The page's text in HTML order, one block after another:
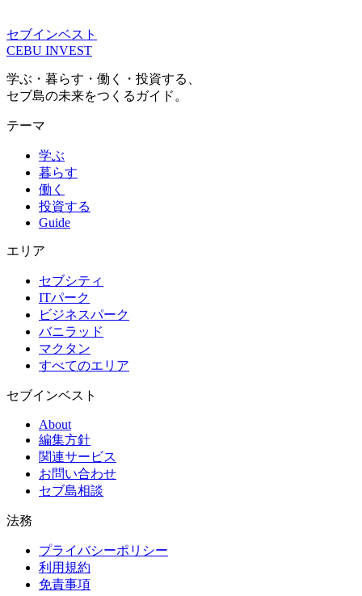
セブインベスト
CEBU INVEST
学ぶ・暮らす・働く・投資する、
セブ島の未来をつくるガイド。
テーマ
学ぶ
暮らす
働く
投資する
Guide
エリア
セブシティ
ITパーク
ビジネスパーク
バニラッド
マクタン
すべてのエリア
セブインベスト
About
編集方針
関連サービス
お問い合わせ
セブ島相談
法務
プライバシーポリシー
利用規約
免責事項